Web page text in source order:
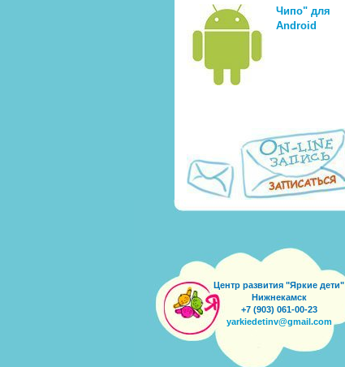
Чипо" для
Android
Центр развития "Яркие дети"
Нижнекамск
+7 (903) 061-00-23
yarkiedetinv@gmail.com